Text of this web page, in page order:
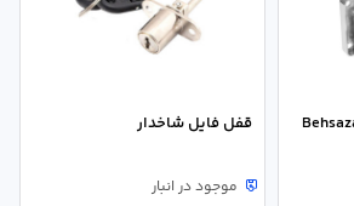
قفل فایل شاخدار
موجود در انبار